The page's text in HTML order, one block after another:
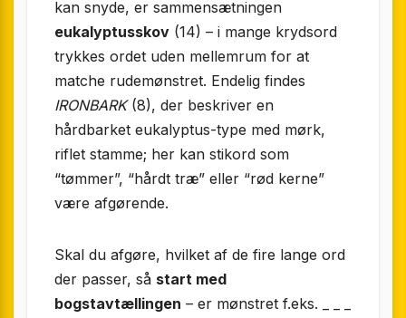
kan snyde, er sammensætningen
eukalyptusskov (14) – i mange krydsord
trykkes ordet uden mellemrum for at
matche rudemønstret. Endelig findes
IRONBARK(8), der beskriver en
hårdbarket eukalyptus-type med mørk,
riflet stamme; her kan stikord som
“tømmer”, “hårdt træ” eller “rød kerne”
være afgørende.
Skal du afgøre, hvilket af de fire lange ord
der passer, så start med
bogstavtællingen – er mønstret f.eks. _ _ _